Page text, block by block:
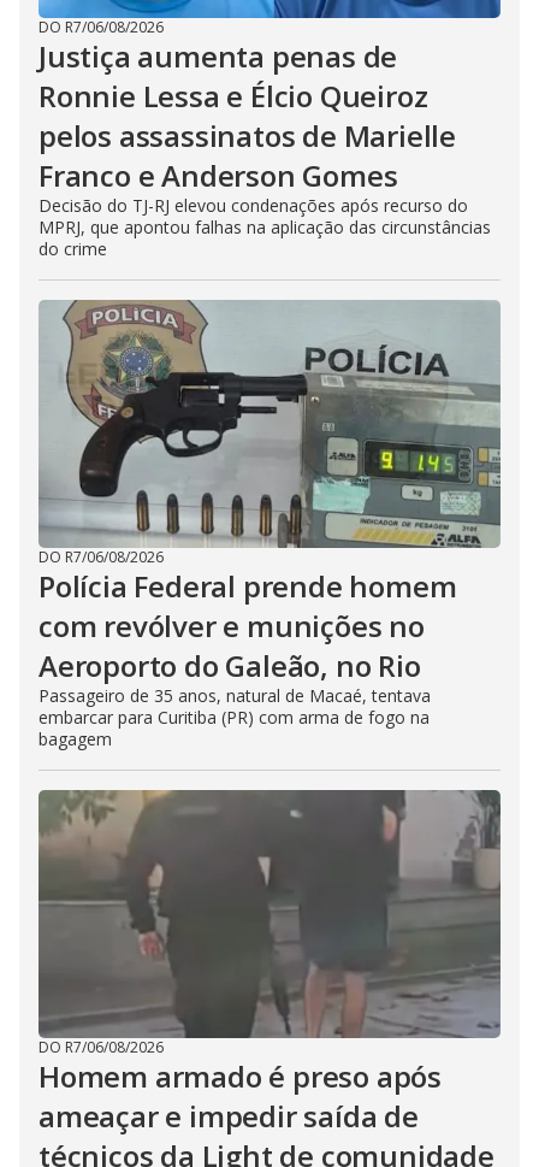
DO R7/06/08/2026
Justiça aumenta penas de
Ronnie Lessa e Élcio Queiroz
pelos assassinatos de Marielle
Franco e Anderson Gomes
Decisão do TJ-RJ elevou condenações após recurso do
MPRJ, que apontou falhas na aplicação das circunstâncias
do crime
DO R7/06/08/2026
Polícia Federal prende homem
com revólver e munições no
Aeroporto do Galeão, no Rio
Passageiro de 35 anos, natural de Macaé, tentava
embarcar para Curitiba (PR) com arma de fogo na
bagagem
DO R7/06/08/2026
Homem armado é preso após
ameaçar e impedir saída de
técnicos da Light de comunidade